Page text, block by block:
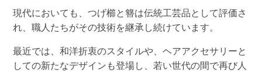
現代においても、つげ櫛と簪は伝統工芸品として評価さ
れ、職人たちがその技術を継承し続けています。
最近では、和洋折衷のスタイルや、ヘアアクセサリーと
しての新たなデザインも登場し、若い世代の間で再び人